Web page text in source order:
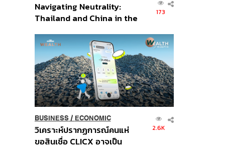
Navigating Neutrality:
Thailand and China in the
Order
173
BUSINESS/ ECONOMIC
วิเคราะห์ปรากฏการณ์คนแห่
ขอสินเชื่อ CLICX อาจเป็น
2.6K